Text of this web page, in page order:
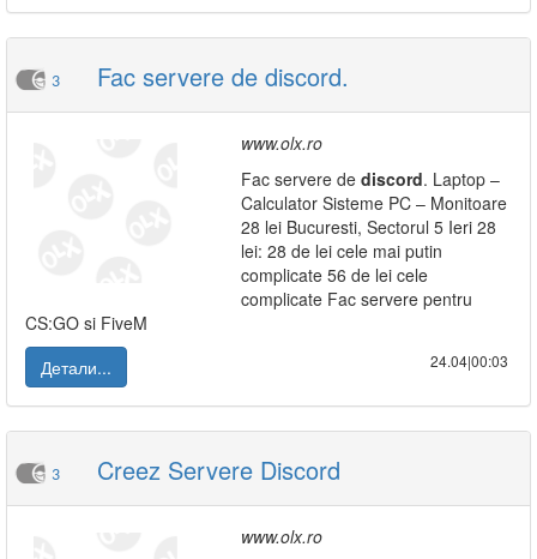
3 Fac servere de discord.
www.olx.ro
Fac servere de discord. Laptop –
Calculator Sisteme PC – Monitoare
28 lei Bucuresti, Sectorul 5 Ieri 28
lei: 28 de lei cele mai putin
complicate 56 de lei cele
complicate Fac servere pentru
CS:GO si FiveM
Детали...
24.04|00:03
3 Creez Servere Discord
www.olx.ro